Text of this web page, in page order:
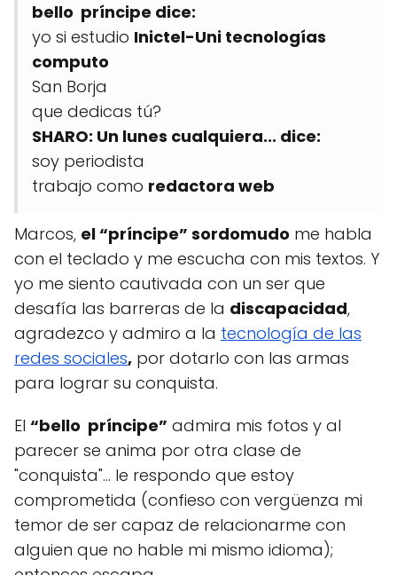
bello príncipe dice:
yo si estudio Inictel-Uni tecnologías
computo
San Borja
que dedicas tú?
SHARO: Un lunes cualquiera... dice:
soy periodista
trabajo como redactora web
Marcos, el “príncipe” sordomudo me habla
con el teclado y me escucha con mis textos. Y
yo me siento cautivada con un ser que
desafía las barreras de la discapacidad,
agradezco y admiro a la tecnología de las
redes sociales, por dotarlo con las armas
para lograr su conquista.
El “bello príncipe” admira mis fotos y al
parecer se anima por otra clase de
"conquista"… le respondo que estoy
comprometida (confieso con vergüenza mi
temor de ser capaz de relacionarme con
alguien que no hable mi mismo idioma);